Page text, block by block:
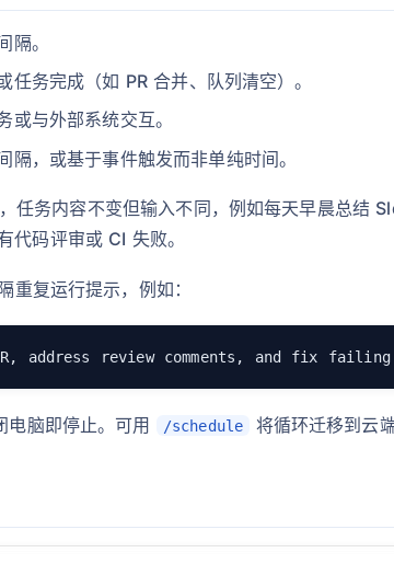
隔。
任务完成（如 PR 合并、队列清空）。
或与外部系统交互。
隔，或基于事件触发而非单纯时间。
任务内容不变但输入不同，例如每天早晨总结
代码评审或 CI 失败。
重复运行提示，例如：
电脑即停止。可用 /schedule 将循环迁移到云端